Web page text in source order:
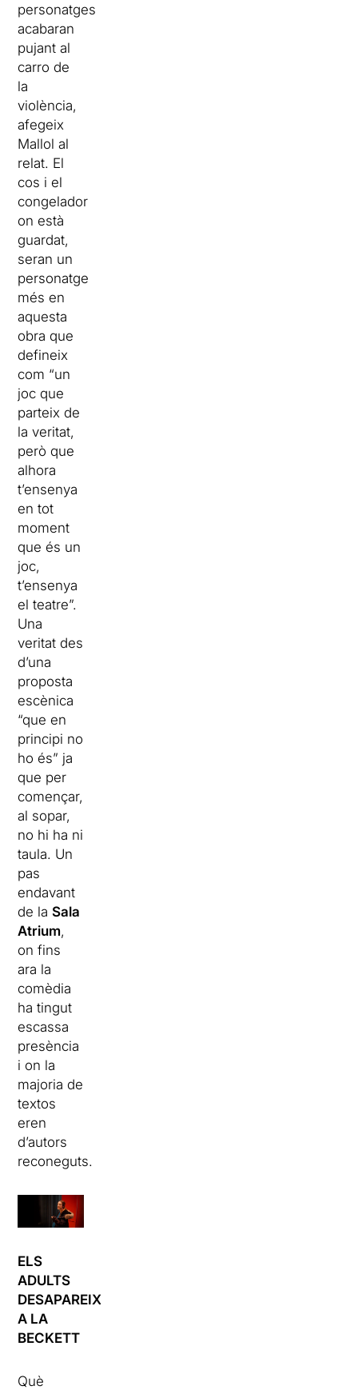
personatges
acabaran
pujant al
carro de
la
violència,
afegeix
Mallol al
relat. El
cos i el
congelador
on està
guardat,
seran un
personatge
més en
aquesta
obra que
defineix
com “un
joc que
parteix de
la veritat,
però que
alhora
t’ensenya
en tot
moment
que és un
joc,
t’ensenya
el teatre”.
Una
veritat des
d’una
proposta
escènica
“que en
principi no
ho és” ja
que per
començar,
al sopar,
no hi ha ni
taula. Un
pas
endavant
de laSala
Atrium,
on fins
ara la
comèdia
ha tingut
escassa
presència
i on la
majoria de
textos
eren
d’autors
reconeguts.
ELS
ADULTS
DESAPAREIXEN
A LA
BECKETT
Què